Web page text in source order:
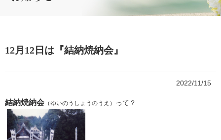
12月12日は『結納焼納会』
2022/11/15
結納焼納会 （ゆいのうしょうのうえ） って？